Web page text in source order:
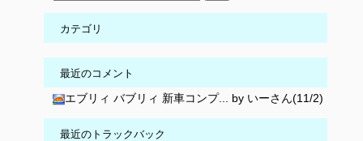
カテゴリ
最近のコメント
エブリィ バブリィ 新車コンプ... by いーさん(11/2)
最近のトラックバック